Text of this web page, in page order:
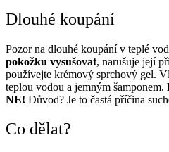
Dlouhé koupání
Pozor na dlouhé koupání v teplé
pokožku vysušovat, narušuje její
používejte krémový sprchový gel.
teplou vodou a jemným šamponem.
NE! Důvod? Je to častá příčina
Co dělat?